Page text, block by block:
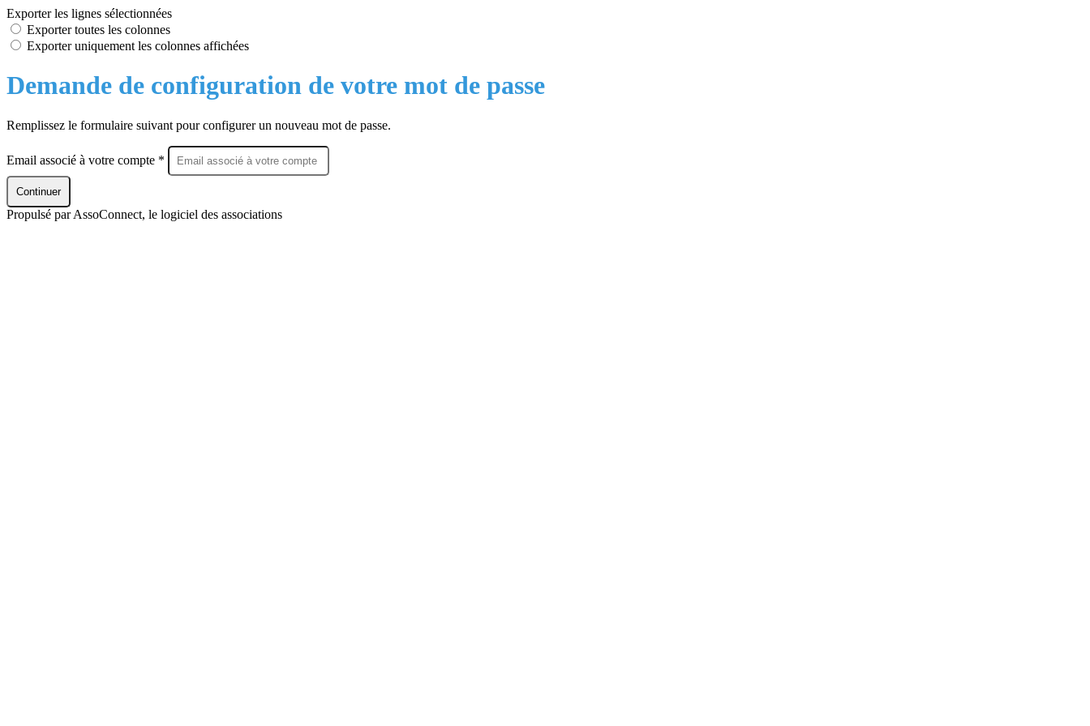
Exporter les lignes sélectionnées
Exporter toutes les colonnes
Exporter uniquement les colonnes affichées
Demande de configuration de votre mot de passe
Remplissez le formulaire suivant pour configurer un nouveau mot de passe.
Email associé à votre compte *
Continuer
Propulsé par AssoConnect, le logiciel des associations